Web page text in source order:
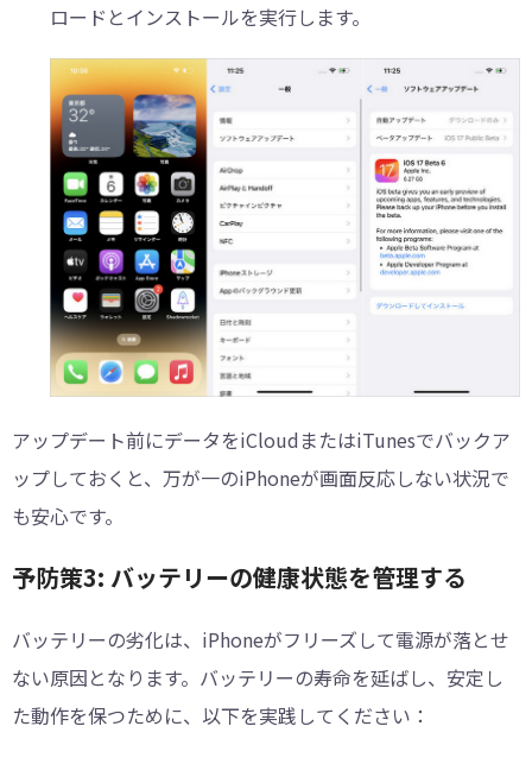
ロードとインストールを実行します。
アップデート前にデータをiCloudまたはiTunesでバックア
ップしておくと、万が一のiPhoneが画面反応しない状況で
も安心です。
予防策3: バッテリーの健康状態を管理する
バッテリーの劣化は、iPhoneがフリーズして電源が落とせ
ない原因となります。バッテリーの寿命を延ばし、安定し
た動作を保つために、以下を実践してください：